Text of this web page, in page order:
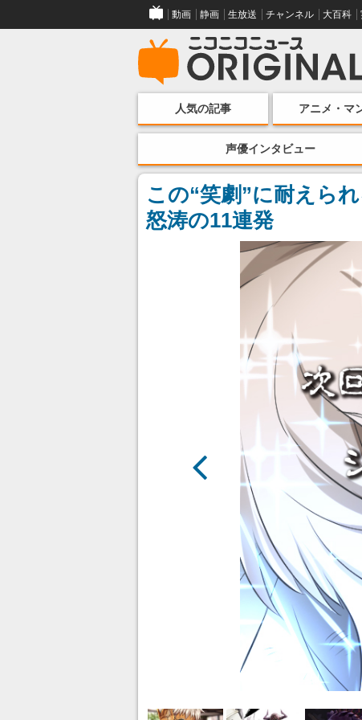
動画 静画 生放送 チャンネル 大百科
人気の記事 アニメ・マ
声優インタビュー
この“笑劇”に耐えら
怒涛の11連発